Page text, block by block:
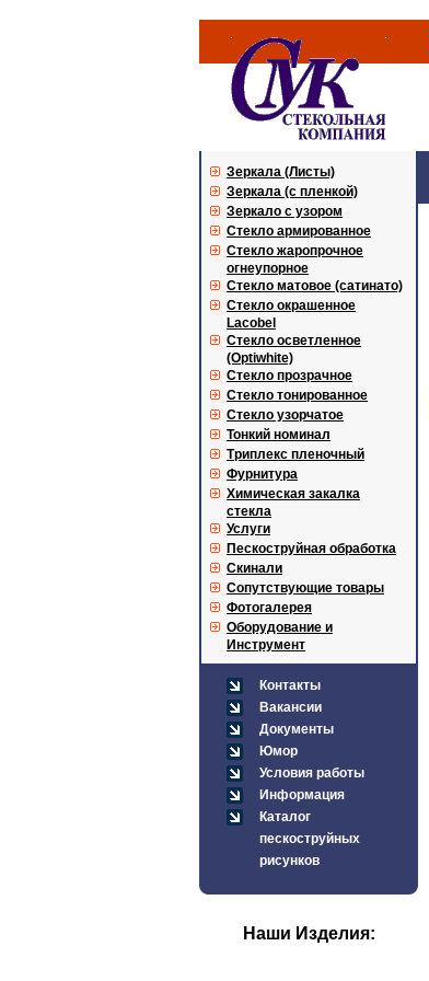
Зеркала (Листы)
Зеркала (с пленкой)
Зеркало с узором
Стекло армированное
Стекло жаропрочное
огнеупорное
Стекло матовое (сатинато)
Стекло окрашенное
Lacobel
Стекло осветленное
(Optiwhite)
Стекло прозрачное
Стекло тонированное
Стекло узорчатое
Тонкий номинал
Триплекс пленочный
Фурнитура
Химическая закалка
стекла
Услуги
Пескоструйная обработка
Скинали
Сопутствующие товары
Фотогалерея
Оборудование и
Инструмент
Контакты
Вакансии
Документы
Юмор
Условия работы
Информация
Каталог
пескоструйных
рисунков
Наши Изделия: